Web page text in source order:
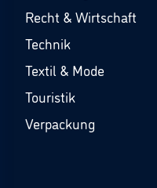
Recht & Wirtschaft
Technik
Textil & Mode
Touristik
Verpackung